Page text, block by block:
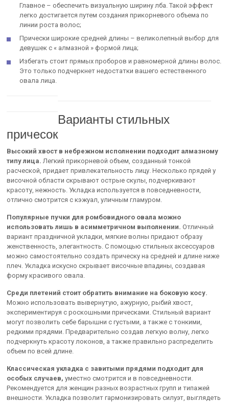
Главное – обеспечить визуальную ширину лба. Такой эффект
легко достигается путем создания прикорневого объема по
линии роста волос;
Прически широкие средней длины – великолепный выбор для
девушек с « алмазной » формой лица;
Избегать стоит прямых проборов и равномерной длины волос.
Это только подчеркнет недостатки вашего естественного
овала лица.
Варианты стильных
причесок
Высокий хвост в небрежном исполнении подходит алмазному
типу лица. Легкий прикорневой объем, созданный тонкой
расческой, придает привлекательность лицу. Несколько прядей у
височной области скрывают острые скулы, подчеркивают
красоту, нежность. Укладка используется в повседневности,
отлично смотрится с кэжуал, уличным гламуром.
Популярные пучки для ромбовидного овала можно
использовать лишь в асимметричном выполнении. Отличный
вариант праздничной укладки, мягкие волны придают образу
женственность, элегантность. С помощью стильных аксессуаров
можно самостоятельно создать прическу на средней и длине ниже
плеч. Укладка искусно скрывает височные впадины, создавая
форму красивого овала.
Среди плетений стоит обратить внимание на боковую косу.
Можно использовать вывернутую, ажурную, рыбий хвост,
экспериментируя с роскошными прическами. Стильный вариант
могут позволить себе барышни с густыми, а также с тонкими,
редкими прядями. Предварительно создав легкую волну, легко
подчеркнуть красоту локонов, а также правильно распределить
объем по всей длине.
Классическая укладка с завитыми прядями подходит для
особых случаев, уместно смотрится и в повседневности.
Рекомендуется для женщин разных возрастных групп и типажей
внешности. Укладка позволит гармонизировать силуэт, выглядеть